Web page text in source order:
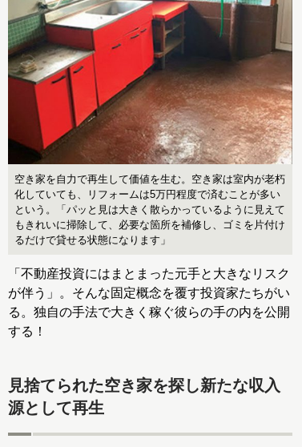
空き家を自力で再生して価値を生む。空き家は室内が老朽
化していても、リフォームは5万円程度で済むことが多い
という。「パッと見は大きく散らかっているように見えて
もきれいに掃除して、必要な箇所を補修し、ゴミを片付け
るだけで貸せる状態になります」
「不動産投資にはまとまった元手と大きなリスク
が伴う」。そんな固定概念を覆す投資家たちがい
る。独自の手法で大きく稼ぐ彼らの手の内を公開
する！
見捨てられた空き家を探し新たな収入
源として再生